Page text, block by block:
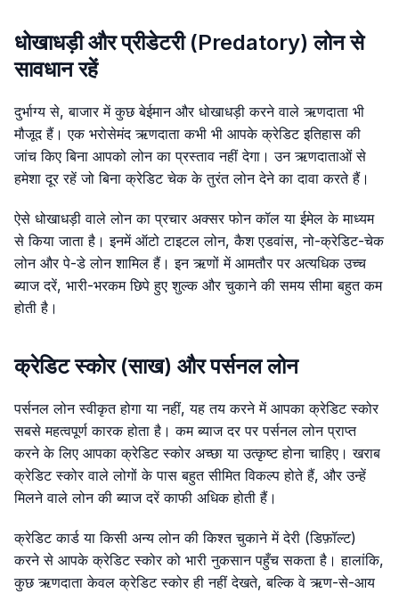
धोखाधड़ी और प्रीडेटरी (Predatory) लोन से
सावधान रहें
दुर्भाग्य से, बाजार में कुछ बेईमान और धोखाधड़ी करने वाले ऋणदाता भी
मौजूद हैं। एक भरोसेमंद ऋणदाता कभी भी आपके क्रेडिट इतिहास की
जांच किए बिना आपको लोन का प्रस्ताव नहीं देगा। उन ऋणदाताओं से
हमेशा दूर रहें जो बिना क्रेडिट चेक के तुरंत लोन देने का दावा करते हैं।
ऐसे धोखाधड़ी वाले लोन का प्रचार अक्सर फोन कॉल या ईमेल के माध्यम
से किया जाता है। इनमें ऑटो टाइटल लोन, कैश एडवांस, नो-क्रेडिट-चेक
लोन और पे-डे लोन शामिल हैं। इन ऋणों में आमतौर पर अत्यधिक उच्च
ब्याज दरें, भारी-भरकम छिपे हुए शुल्क और चुकाने की समय सीमा बहुत कम
होती है।
क्रेडिट स्कोर (साख) और पर्सनल लोन
पर्सनल लोन स्वीकृत होगा या नहीं, यह तय करने में आपका क्रेडिट स्कोर
सबसे महत्वपूर्ण कारक होता है। कम ब्याज दर पर पर्सनल लोन प्राप्त
करने के लिए आपका क्रेडिट स्कोर अच्छा या उत्कृष्ट होना चाहिए। खराब
क्रेडिट स्कोर वाले लोगों के पास बहुत सीमित विकल्प होते हैं, और उन्हें
मिलने वाले लोन की ब्याज दरें काफी अधिक होती हैं।
क्रेडिट कार्ड या किसी अन्य लोन की किश्त चुकाने में देरी (डिफ़ॉल्ट)
करने से आपके क्रेडिट स्कोर को भारी नुकसान पहुँच सकता है। हालांकि,
कुछ ऋणदाता केवल क्रेडिट स्कोर ही नहीं देखते, बल्कि वे ऋण-से-आय